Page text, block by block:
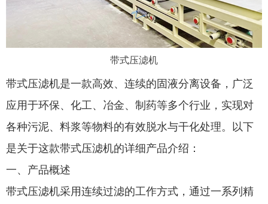
带式压滤机
带式压滤机是一款高效、连续的固液分离设备，广泛
应用于环保、化工、冶金、制药等多个行业，实现对
各种污泥、料浆等物料的有效脱水与干化处理。以下
是关于这款带式压滤机的详细产品介绍：
一、产品概述
带式压滤机采用连续过滤的工作方式，通过一系列精